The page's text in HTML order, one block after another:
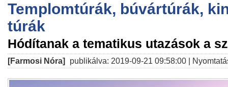
Templomtúrák, búvártúrák,
túrák
Hódítanak a tematikus utazások a
[Farmosi Nóra] publikálva: 2019-09-21 09:58:00 |